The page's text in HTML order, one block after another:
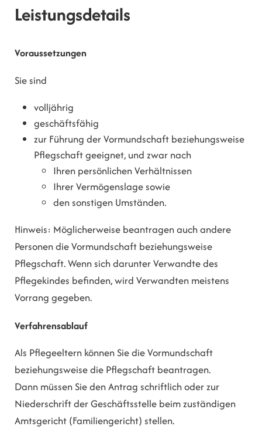
Leistungsdetails
Voraussetzungen
Sie sind
volljährig
geschäftsfähig
zur Führung der Vormundschaft beziehungsweise
Pflegschaft geeignet, und zwar nach
Ihren persönlichen Verhältnissen
Ihrer Vermögenslage sowie
den sonstigen Umständen.
Hinweis: Möglicherweise beantragen auch andere
Personen die Vormundschaft beziehungsweise
Pflegschaft. Wenn sich darunter Verwandte des
Pflegekindes befinden, wird Verwandten meistens
Vorrang gegeben.
Verfahrensablauf
Als Pflegeeltern können Sie die Vormundschaft
beziehungsweise die Pflegschaft beantragen.
Dann müssen Sie den Antrag schriftlich oder zur
Niederschrift der Geschäftsstelle beim zuständigen
Amtsgericht (Familiengericht) stellen.